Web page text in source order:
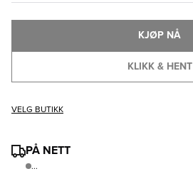
KLIKK & HENT
KJØP NÅ
VELG BUTIKK
PÅ NETT
...